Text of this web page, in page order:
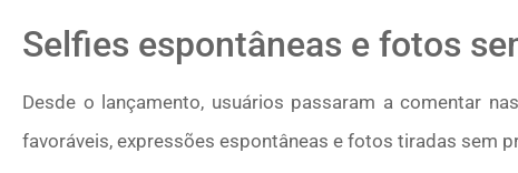
Selfies espontâneas e fotos
Desde o lançamento, usuários passaram a comentar
favoráveis, expressões espontâneas e fotos tiradas sem